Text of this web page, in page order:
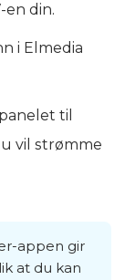
en din.
i Elmedia
til
vil strømme
appen gir
at du kan